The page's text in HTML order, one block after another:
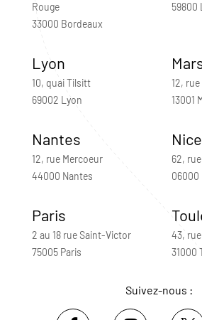
Rouge
33000 Bordeaux
59800
Lyon
10, quai Tilsitt
69002 Lyon
12,
13001
Nantes
12, rue Mercoeur
44000 Nantes
Nice
62,
06000
Paris
2 au 18 rue Saint-Victor
75005 Paris
43,
31000
Suivez-nous :